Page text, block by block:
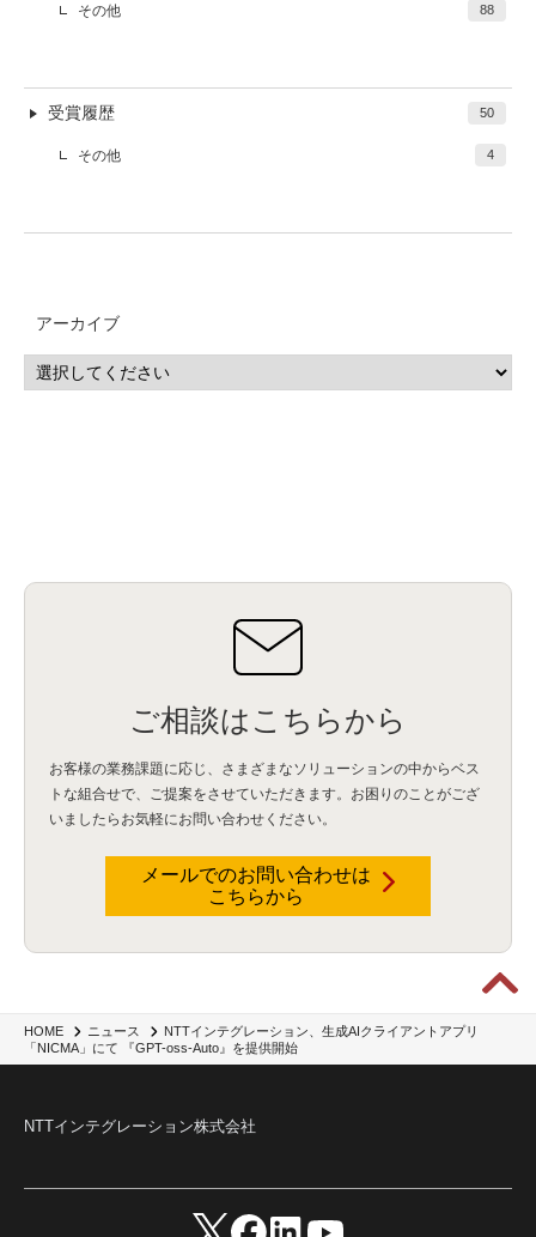
HOME ニュース
NTTインテグレーション、生成AIクライアントアプリ
「NICMA」にて 『GPT-oss-Auto』を提供開始
その他 88
受賞履歴 50
その他 4
アーカイブ
ご相談はこちらから
お客様の業務課題に応じ、さまざまなソリューションの中からベス
トな組合せで、
ご提案をさせていただきます。お困りのことがござ
いましたらお気軽にお問い合わせください。
メールでのお問い合わせは
こちらから
NTTインテグレーション株式会社